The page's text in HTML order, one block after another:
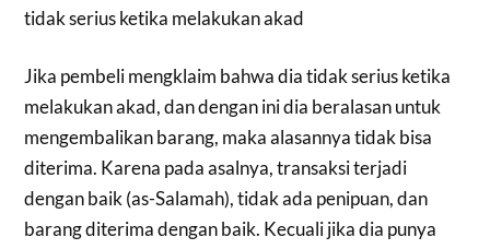
tidak serius ketika melakukan akad
Jika pembeli mengklaim bahwa dia tidak serius ketika
melakukan akad, dan dengan ini dia beralasan untuk
mengembalikan barang, maka alasannya tidak bisa
diterima. Karena pada asalnya, transaksi terjadi
dengan baik (as-Salamah), tidak ada penipuan, dan
barang diterima dengan baik. Kecuali jika dia punya